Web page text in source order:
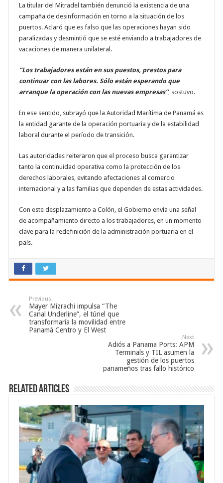
La titular del Mitradel también denunció la existencia de una
campaña de desinformación en torno a la situación de los
puertos. Aclaró que es falso que las operaciones hayan sido
paralizadas y desmintió que se esté enviando a trabajadores de
vacaciones de manera unilateral.
“Los trabajadores están en sus puestos, prestos para
continuar con las labores. Sólo están esperando que
arranque la operación con las nuevas empresas”, sostuvo.
En ese sentido, subrayó que la Autoridad Marítima de Panamá es
la entidad garante de la operación portuaria y de la estabilidad
laboral durante el período de transición.
Las autoridades reiteraron que el proceso busca garantizar
tanto la continuidad operativa como la protección de los
derechos laborales, evitando afectaciones al comercio
internacional y a las familias que dependen de estas actividades.
Con este desplazamiento a Colón, el Gobierno envía una señal
de acompañamiento directo a los trabajadores, en un momento
clave para la redefinición de la administración portuaria en el
país.
Previous
Mayer Mizrachi impulsa “The
Canal Underline”, el túnel que
transformaría la movilidad entre
Panamá Centro y El West
Next
Adiós a Panama Ports: APM
Terminals y TIL asumen la
gestión de los puertos
panameños tras fallo histórico
Related Articles